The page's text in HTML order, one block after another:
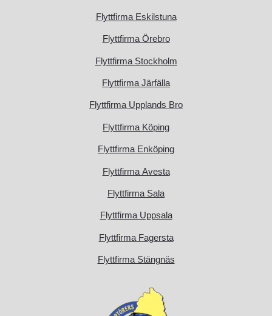
Flyttfirma Eskilstuna
Flyttfirma Örebro
Flyttfirma Stockholm
Flyttfirma Järfälla
Flyttfirma Upplands Bro
Flyttfirma Köping
Flyttfirma Enköping
Flyttfirma Avesta
Flyttfirma Sala
Flyttfirma Uppsala
Flyttfirma Fagersta
Flyttfirma Stängnäs